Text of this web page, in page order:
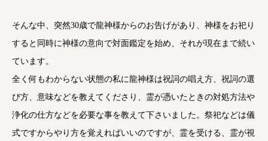
そんな中、突然30歳で龍神様からのお告げがあり、神様をお祀り
すると同時に神様の意向で対面鑑定を始め、それが現在まで続い
ています。
全く何もわからない状態の私に龍神様は祝詞の唱え方、祝詞の選
び方、意味などを教えてくださり、霊が憑いたときの対処方法や
浄化の仕方などを必要な事を教えて下さいました。祭祀などは儀
式ですからやり方を覚えればいいのですが、霊を受ける、霊が視